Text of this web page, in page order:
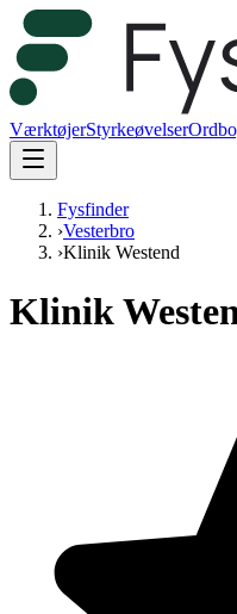
VærktøjerStyrkeøvelser
Fysfinder
›Vesterbro
›Klinik Westend
Klinik